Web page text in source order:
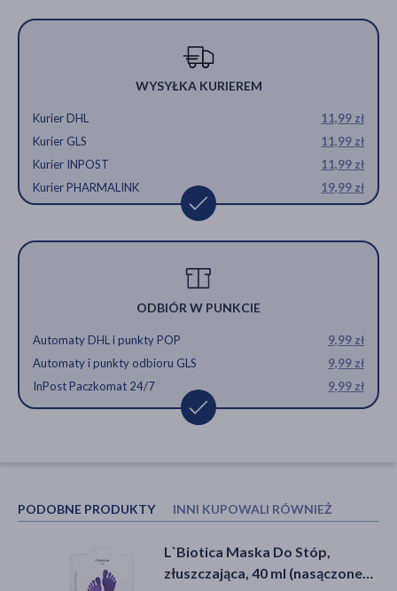
WYSYŁKA KURIEREM
Kurier DHL
11,99 zł
Kurier GLS
11,99 zł
Kurier INPOST
11,99 zł
Kurier PHARMALINK
19,99 zł
ODBIÓR W PUNKCIE
Automaty DHL i punkty POP
9,99 zł
Automaty i punkty odbioru GLS
9,99 zł
InPost Paczkomat 24/7
9,99 zł
PODOBNE PRODUKTY INNI KUPOWALI RÓWNIEŻ
L`Biotica Maska Do Stóp,
złuszczająca, 40 ml (nasączone
Acerin Lavendi, krem do stóp na
pękające pięty, 75 ml